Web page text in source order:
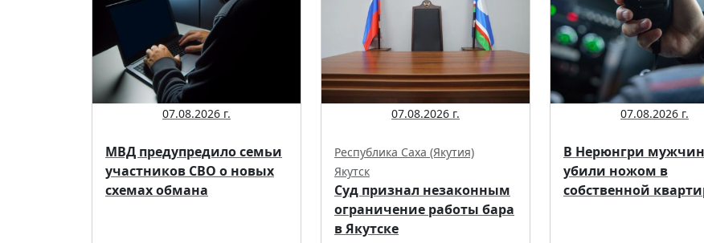
07.08.2026 г.
МВД предупредило семьи
участников СВО о новых
схемах обмана
07.08.2026 г.
Республика Саха (Якутия)
Якутск
Суд признал незаконным
ограничение работы бара
в Якутске
07.08.2026 г.
В Нерюнгри
убили ножом в
собственной